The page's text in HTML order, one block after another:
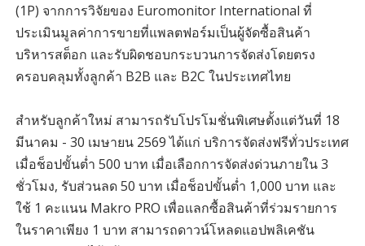
(1P) จากการวิจัยของ Euromonitor International ที่
ประเมินมูลค่าการขายที่แพลตฟอร์มเป็นผู้จัดซื้อสินค้า
บริหารสต็อก และรับผิดชอบกระบวนการจัดส่งโดยตรง
ครอบคลุมทั้งลูกค้า B2B และ B2C ในประเทศไทย
สำหรับลูกค้าใหม่ สามารถรับโปรโมชั่นพิเศษตั้งแต่วันที่ 18
มีนาคม - 30 เมษายน 2569 ได้แก่ บริการจัดส่งฟรีทั่วประเทศ
เมื่อช็อปขั้นต่ำ 500 บาท เมื่อเลือกการจัดส่งด่วนภายใน 3
ชั่วโมง, รับส่วนลด 50 บาท เมื่อช็อปขั้นต่ำ 1,000 บาท และ
ใช้ 1 คะแนน Makro PRO เพื่อแลกซื้อสินค้าที่ร่วมรายการ
ในราคาเพียง 1 บาท สามารถดาวน์โหลดแอปพลิเคชัน